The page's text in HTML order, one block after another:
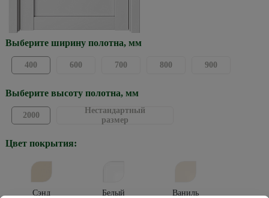
Выберите ширину полотна, мм
400 600 700 800 900
Выберите высоту полотна, мм
2000
Нестандартный
размер
Цвет покрытия:
Сэнд Белый Ваниль